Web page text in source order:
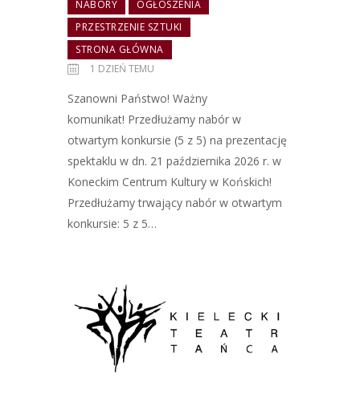
NABORY
OGŁOSZENIA
PRZESTRZENIE SZTUKI
STRONA GŁÓWNA
1 DZIEŃ TEMU
Szanowni Państwo! Ważny
komunikat! Przedłużamy nabór w
otwartym konkursie (5 z 5) na prezentację
spektaklu w dn. 21 października 2026 r. w
Koneckim Centrum Kultury w Końskich!
Przedłużamy trwający nabór w otwartym
konkursie: 5 z 5…